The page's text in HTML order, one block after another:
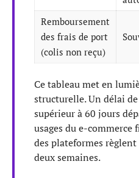
Remboursement
des frais de port
(colis non reçu)
Ce tableau met en
structurelle. Un délai
supérieur à 60 jours
usages du e-
des plateformes
deux semaines.